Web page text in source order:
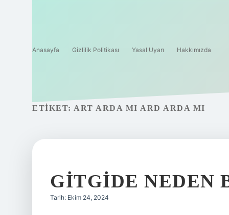
Anasayfa Gizlilik Politikası Yasal Uyarı Hakkımızda
ETIKET: ART ARDA MI ARD ARDA MI
GITGIDE NEDEN
Tarih: Ekim 24, 2024